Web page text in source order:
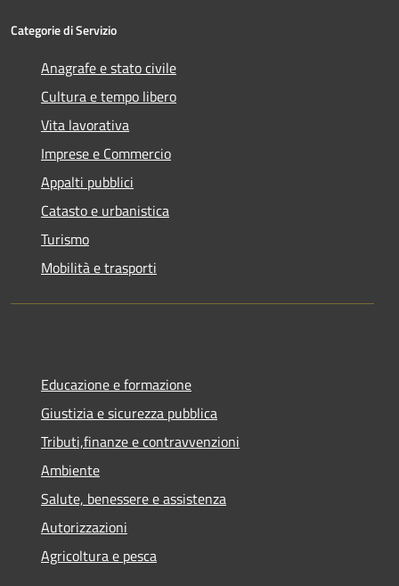
Categorie di Servizio
Anagrafe e stato civile
Cultura e tempo libero
Vita lavorativa
Imprese e Commercio
Appalti pubblici
Catasto e urbanistica
Turismo
Mobilità e trasporti
Educazione e formazione
Giustizia e sicurezza pubblica
Tributi,finanze e contravvenzioni
Ambiente
Salute, benessere e assistenza
Autorizzazioni
Agricoltura e pesca